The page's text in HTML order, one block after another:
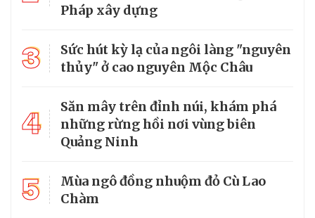
Pháp xây dựng
3
Sức hút kỳ lạ của ngôi làng "nguyên
thủy" ở cao nguyên Mộc Châu
4
Săn mây trên đỉnh núi, khám phá
những rừng hồi nơi vùng biên
Quảng Ninh
5
Mùa ngô đồng nhuộm đỏ Cù Lao
Chàm